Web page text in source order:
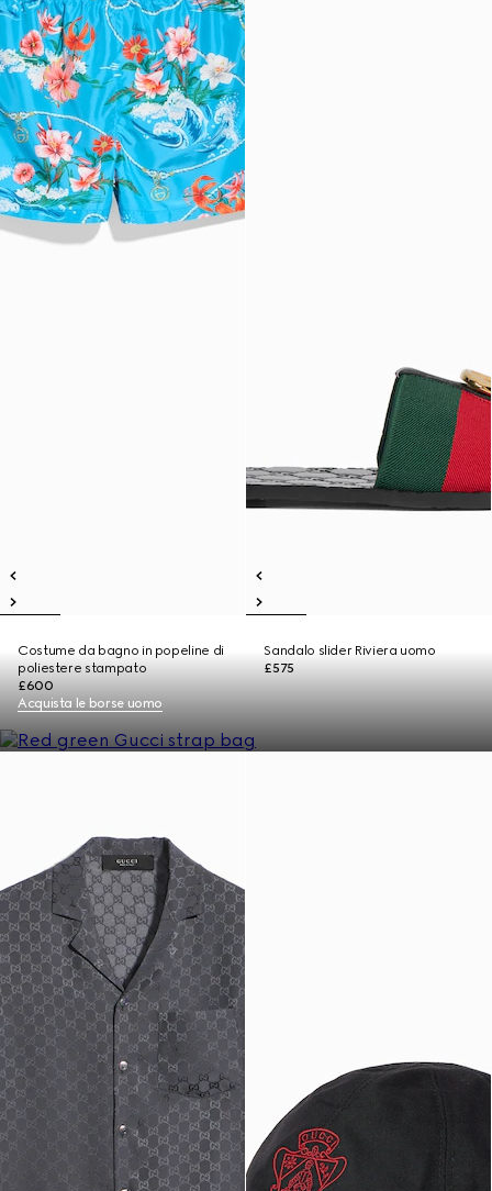
Costume da bagno in popeline di
poliestere stampato
£600
Sandalo slider Riviera uomo
£575
Acquista le borse uomo